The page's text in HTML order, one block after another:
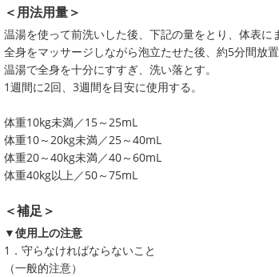
＜用法用量＞
温湯を使って前洗いした後、下記の量をとり、体表に
全身をマッサージしながら泡立たせた後、約5分間放置
温湯で全身を十分にすすぎ、洗い落とす。
1週間に2回、3週間を目安に使用する。
体重10kg未満／15～25mL
体重10～20kg未満／25～40mL
体重20～40kg未満／40～60mL
体重40kg以上／50～75mL
＜補足＞
▼使用上の注意
1．守らなければならないこと
（一般的注意）